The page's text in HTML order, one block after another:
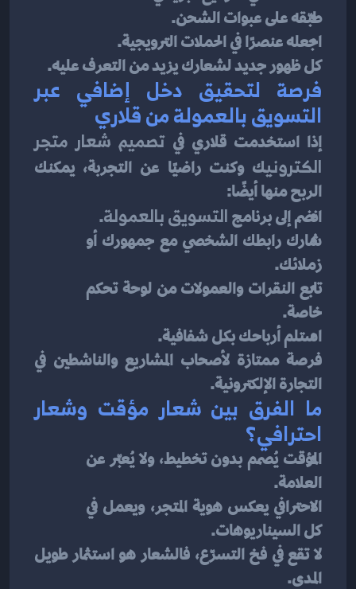
طبّقه على عبوات الشحن.
اجعله عنصرًا في الحملات الترويجية.
كل ظهور جديد لشعارك يزيد من التعرف عليه.
فرصة لتحقيق دخل إضافي عبر
التسويق بالعمولة من قلاري
إذا استخدمت قلاري في
تصميم شعار متجر
الكتروني
الربح منها أيضًا:
انضم إلى برنامج التسويق بالعمولة.
زملائك.
خاصة.
استلم أرباحك بكل شفافية.
التجارة الإلكترونية.
ما الفرق بين شعار مؤقت وشعار
احترافي؟
العلامة.
كل السيناريوهات.
المدى.